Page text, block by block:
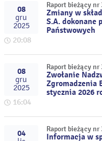
08
gru
2025
20:08
Raport bieżący nr
Zmiany w
S.A. dokonane
Państwowych
08
gru
2025
16:04
Raport bieżący nr
Zwołanie
Zgromadzenia
stycznia 2026
04
Raport bieżący nr
Informacja w